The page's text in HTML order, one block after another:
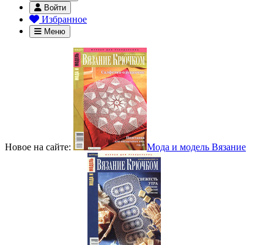
Войти
Избранное
Меню
Новое на сайте: Мода и модель Вязание